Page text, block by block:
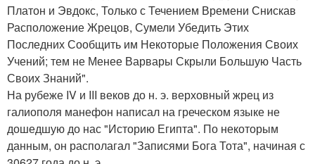
Платон и Эвдокс, Только с Течением Времени Снискав
Расположение Жрецов, Сумели Убедить Этих
Последних Сообщить им Некоторые Положения Своих
Учений; тем не Менее Варвары Скрыли Большую Часть
Своих Знаний".
На рубеже IV и III веков до н. э. верховный жрец из
галиополя манефон написал на греческом языке не
дошедшую до нас "Историю Египта". По некоторым
данным, он располагал "Записями Бога Тота", начиная с